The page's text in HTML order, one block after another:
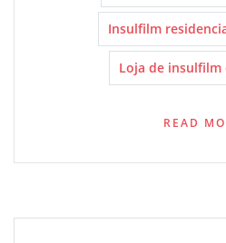
Insulfilm
Loja de insulfilm
READ